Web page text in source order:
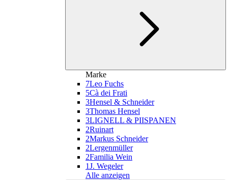
Marke
7Leo Fuchs
5Cà dei Frati
3Hensel & Schneider
3Thomas Hensel
3LIGNELL & PIISPANEN
2Ruinart
2Markus Schneider
2Lergenmüller
2Familia Wein
1J. Wegeler
Alle anzeigen